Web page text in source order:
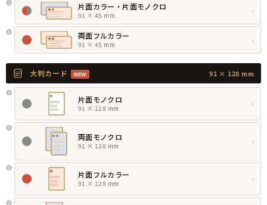
片面カラー・片面モノクロ
91 × 45 mm
›
両面フルカラー
91 × 45 mm
›
大判カード NEW 91 × 128 mm
片面モノクロ
91 × 128 mm
›
両面モノクロ
91 × 128 mm
›
片面フルカラー
91 × 128 mm
›